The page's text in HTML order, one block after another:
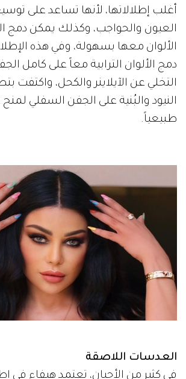
أغلب إطلالاتها، لأنها تساعد على
العيون والحواجب، وكذلك يمكن دمج
الألوان معها بسهولة، وفي هذه
دمج الألوان الترابية معاً على كامل
التخلي عن الآيلاينر والكحل، واكتفت
النيود والبُنية على الجفن السفلي
طبيعياً.
العدسات اللاصقة
في كثير من الأحيان، تعتمد هيفاء في